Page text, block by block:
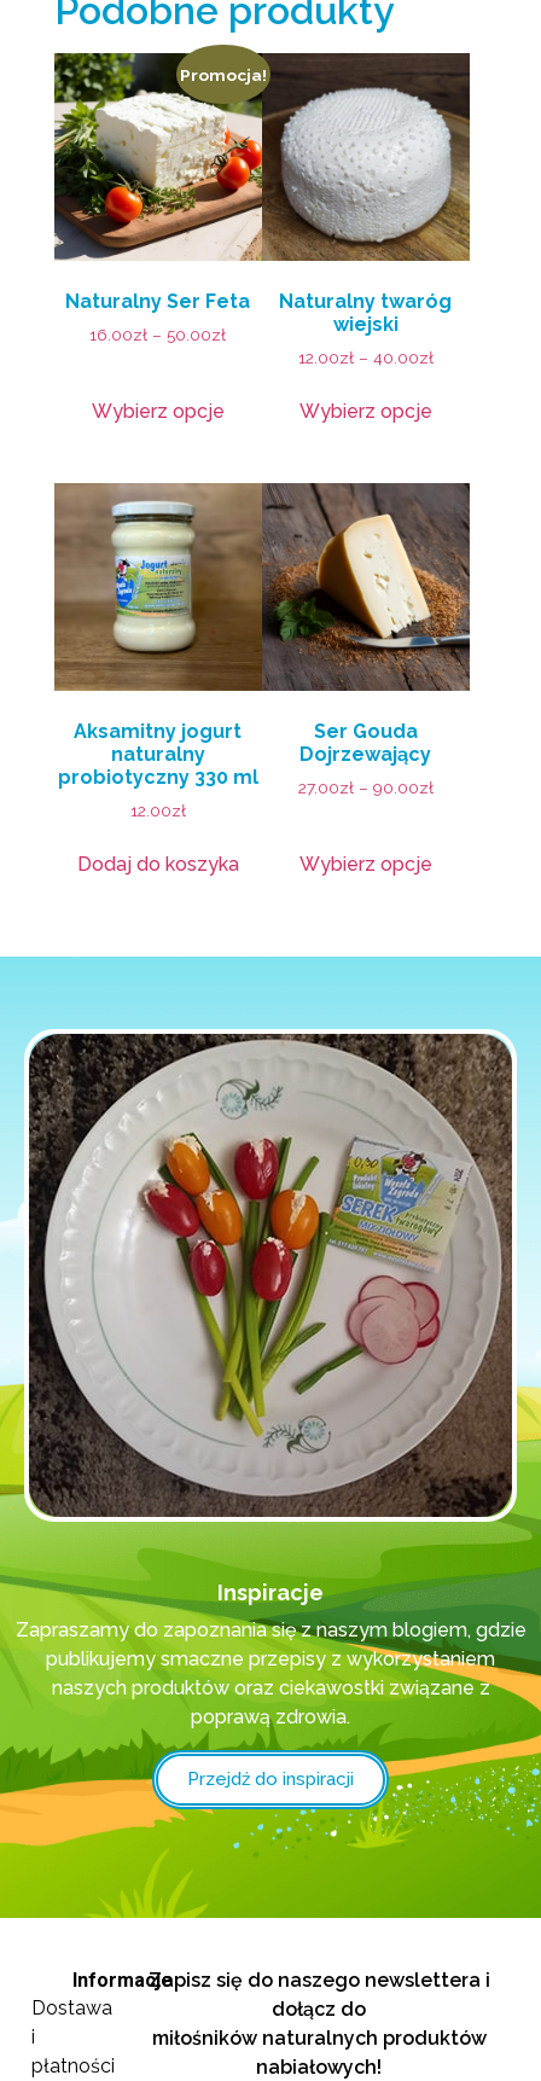
Podobne produkty
Promocja!
Naturalny Ser Feta
16.00zł –50.00zł
Wybierz opcje
Naturalny twaróg
wiejski
12.00zł– 40.00zł
Wybierz opcje
Aksamitny jogurt
naturalny
probiotyczny 330 ml
12.00zł
Dodaj do koszyka
Ser Gouda
Dojrzewający
27.00zł– 90.00zł
Wybierz opcje
Inspiracje
Zapraszamy do zapoznania się z naszym blogiem, gdzie
publikujemy smaczne przepisy z wykorzystaniem
naszych produktów oraz ciekawostki związane z
poprawą zdrowia.
Przejdź do inspiracji
Informacje
Dostawa
i
płatności
Zapisz się do naszego newslettera i
dołącz do
miłośników naturalnych produktów
nabiałowych!